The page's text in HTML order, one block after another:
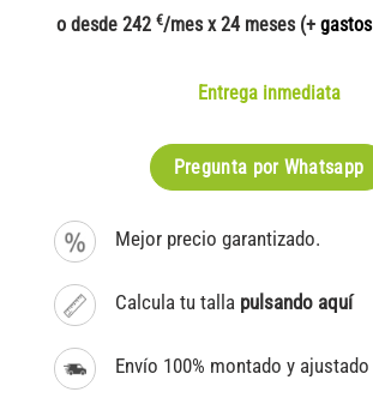
o desde 242 €/mes x 24 meses (+
Entrega inmediata
Pregunta por Whatsapp
Mejor precio garantizado.
Calcula tu talla pulsando aquí
Envío 100% montado y ajustado